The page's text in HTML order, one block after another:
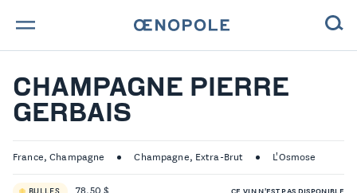
TROUVE TA BOUTEILLE !
NOS ENGAGEMENTS
MAGAZINE
CHAMPAGNE PIERRE
GERBAIS
France, Champagne Champagne, Extra-Brut L'Osmose